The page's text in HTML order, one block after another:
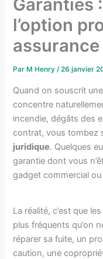
Garanties
l’option
Par M Henry/26 janvier
Quand on souscrit
concentre
incendie, dégâts des
contrat, vous tombez
juridique. Quelques
garantie dont vous
gadget commercial
La réalité, c’est que
plus fréquents qu’on
réparer sa fuite, un
caution, une